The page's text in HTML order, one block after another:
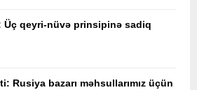
Üç qeyri-nüvə prinsipinə sadiq
Rusiya bazarı məhsullarımız üçün